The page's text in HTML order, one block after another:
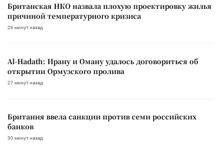
Британская НКО назвала плохую проектировку жилья
причиной температурного кризиса
26 минут назад
Al-Hadath: Ирану и Оману удалось договориться об
открытии Ормузского пролива
27 минут назад
Британия ввела санкции против семи российских
банков
30 минут назад